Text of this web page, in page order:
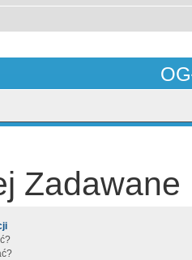
Zadawane